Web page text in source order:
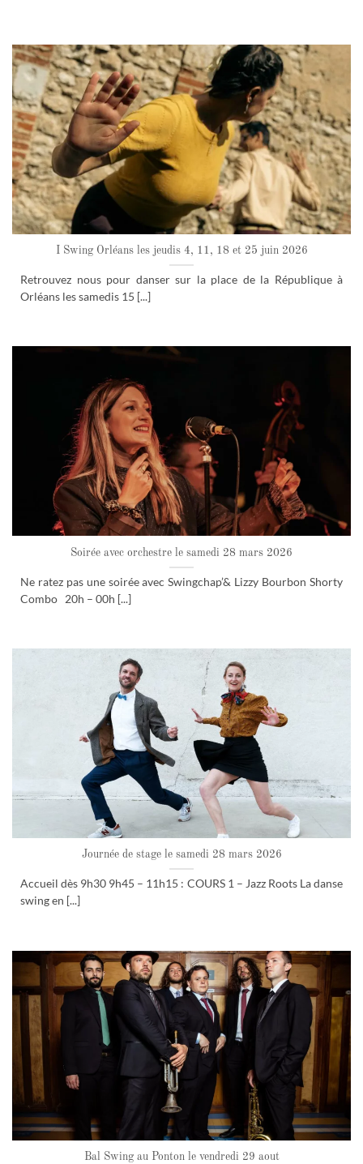
I Swing Orléans les jeudis 4, 11, 18 et 25 juin 2026
Retrouvez nous pour danser sur la place de la République à
Orléans les samedis 15 [...]
Soirée avec orchestre le samedi 28 mars 2026
Ne ratez pas une soirée avec Swingchap’& Lizzy Bourbon Shorty
Combo 20h – 00h [...]
Journée de stage le samedi 28 mars 2026
Accueil dès 9h30 9h45 – 11h15 : COURS 1 – Jazz Roots La danse
swing en [...]
Bal Swing au Ponton le vendredi 29 aout